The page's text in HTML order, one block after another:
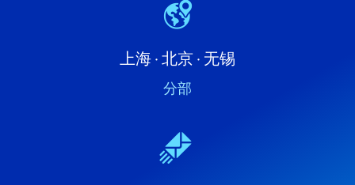
上海 · 北京 · 无锡
分部